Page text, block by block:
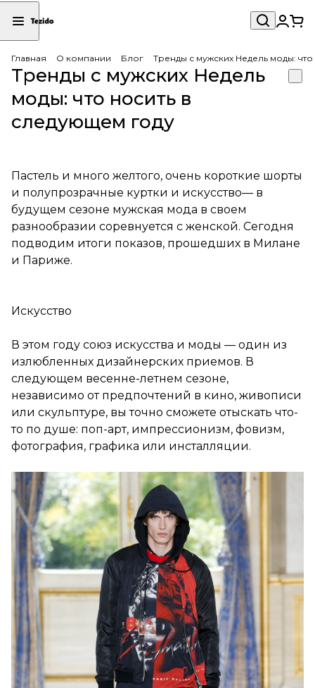
Главная О компании Блог Тренды с мужских Недель моды:
Тренды с мужских Недель
моды: что носить в
следующем году
Пастель и много желтого, очень короткие шорты
и полупрозрачные куртки и искусство— в
будущем сезоне мужская мода в своем
разнообразии соревнуется с женской. Сегодня
подводим итоги показов, прошедших в Милане
и Париже.
Искусство
В этом году союз искусства и моды — один из
излюбленных дизайнерских приемов. В
следующем весенне-летнем сезоне,
независимо от предпочтений в кино, живописи
или скульптуре, вы точно сможете отыскать что-
то по душе: поп-арт, импрессионизм, фовизм,
фотография, графика или инсталляции.